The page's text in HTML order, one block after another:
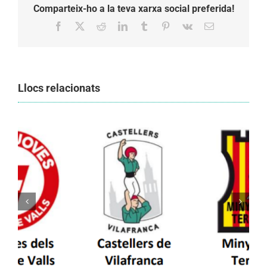
Comparteix-ho a la teva xarxa social preferida!
Facebook RedditLinkedInTumblr Pinterest
Vk Email:
Llocs relacionats
Els Castellers de Vilafranca unieixen tradició i
patrimoni en un viatge de colla a la Vall
d’Aran i a la Vall de Boí